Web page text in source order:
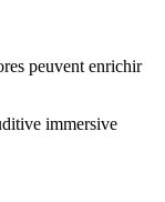
peuvent enrichir
immersive